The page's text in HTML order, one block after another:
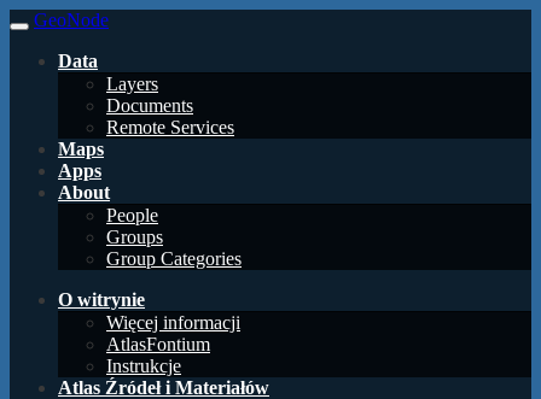
GeoNode
Data
Layers
Documents
Remote Services
Maps
Apps
About
People
Groups
Group Categories
O witrynie
Więcej informacji
AtlasFontium
Instrukcje
Atlas Źródeł i Materiałów